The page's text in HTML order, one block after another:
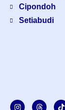
Cipondoh
Setiabudi